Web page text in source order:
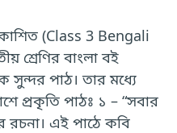
(Class 3 Bengali
শ্রেণির বাংলা বই
সুন্দর পাঠ। তার মধ্যে
প্রকৃতি পাঠঃ ১ – “সবার
রচনা। এই পাঠে কবি